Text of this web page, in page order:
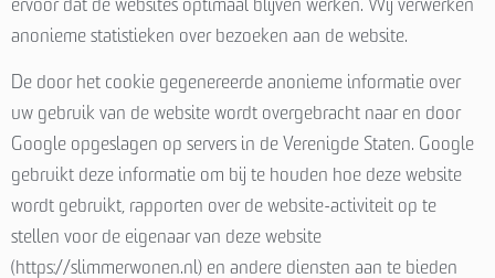
ervoor dat de websites optimaal blijven werken. Wij verwerken
anonieme statistieken over bezoeken aan de website.
De door het cookie gegenereerde anonieme informatie over
uw gebruik van de website wordt overgebracht naar en door
Google opgeslagen op servers in de Verenigde Staten. Google
gebruikt deze informatie om bij te houden hoe deze website
wordt gebruikt, rapporten over de website-activiteit op te
stellen voor de eigenaar van deze website
(https://slimmerwonen.nl) en andere diensten aan te bieden